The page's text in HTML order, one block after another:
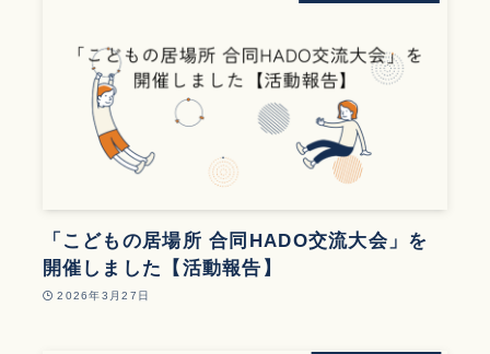
「こどもの居場所 合同HADO交流大会」を
開催しました【活動報告】
2026年3月27日